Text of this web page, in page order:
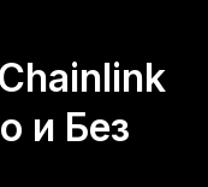
и Без